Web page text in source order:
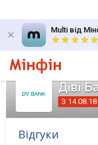
Multi від
Діві
З
Відгуки